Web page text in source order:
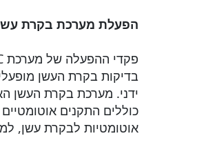
הפעלת מערכת בקרת
בדיקות בקרת העשן
ידני. מערכת בקרת העשן
כוללים התקנים
אוטומטיות לבקרת עשן,